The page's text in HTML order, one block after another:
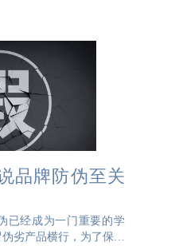
品牌防伪至关
已经成为一门重要的学
劣产品横行，为了保护